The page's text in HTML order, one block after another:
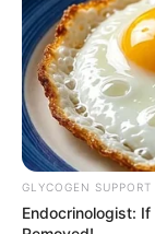
67
GLYCOGEN SUPPORT
Endocrinologist: